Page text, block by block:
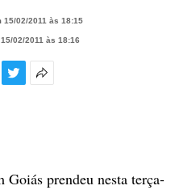
15/02/2011 às 18:15
02/2011 às 18:16
prendeu nesta terça-